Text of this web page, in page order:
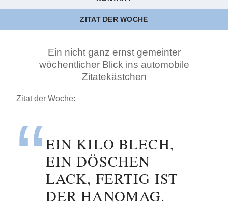
ZITAT DER WOCHE
Ein nicht ganz ernst gemeinter
wöchentlicher Blick ins automobile
Zitatekästchen
Zitat der Woche:
EIN KILO BLECH,
EIN DÖSCHEN
LACK, FERTIG IST
DER HANOMAG.